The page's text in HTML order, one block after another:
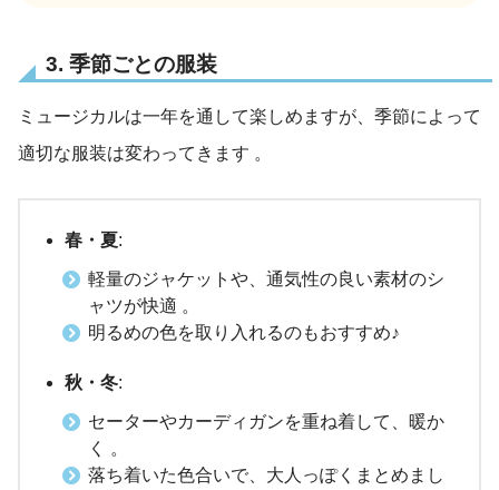
3. 季節ごとの服装
ミュージカルは一年を通して楽しめますが、季節によって
適切な服装は変わってきます 。
春・夏:
軽量のジャケットや、通気性の良い素材のシ
ャツが快適 。
明るめの色を取り入れるのもおすすめ♪
秋・冬:
セーターやカーディガンを重ね着して、暖か
く 。
落ち着いた色合いで、大人っぽくまとめまし